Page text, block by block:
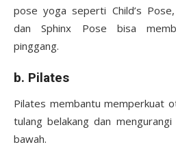
pose yoga seperti Child’s
dan Sphinx Pose bisa
pinggang.
b. Pilates
Pilates membantu memperkuat
tulang belakang dan
bawah.